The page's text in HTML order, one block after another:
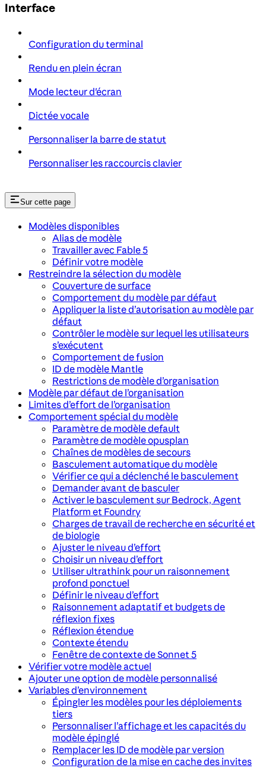
Interface
Configuration du terminal
Rendu en plein écran
Mode lecteur d'écran
Dictée vocale
Personnaliser la barre de statut
Personnaliser les raccourcis clavier
Sur cette page
Modèles disponibles
Alias de modèle
Travailler avec Fable 5
Définir votre modèle
Restreindre la sélection du modèle
Couverture de surface
Comportement du modèle par défaut
Appliquer la liste d’autorisation au modèle par
défaut
Contrôler le modèle sur lequel les utilisateurs
s’exécutent
Comportement de fusion
ID de modèle Mantle
Restrictions de modèle d’organisation
Modèle par défaut de l’organisation
Limites d’effort de l’organisation
Comportement spécial du modèle
Paramètre de modèle default
Paramètre de modèle opusplan
Chaînes de modèles de secours
Basculement automatique du modèle
Vérifier ce qui a déclenché le basculement
Demander avant de basculer
Activer le basculement sur Bedrock, Agent
Platform et Foundry
Charges de travail de recherche en sécurité et
de biologie
Ajuster le niveau d’effort
Choisir un niveau d’effort
Utiliser ultrathink pour un raisonnement
profond ponctuel
Définir le niveau d’effort
Raisonnement adaptatif et budgets de
réflexion fixes
Réflexion étendue
Contexte étendu
Fenêtre de contexte de Sonnet 5
Vérifier votre modèle actuel
Ajouter une option de modèle personnalisé
Variables d’environnement
Épingler les modèles pour les déploiements
tiers
Personnaliser l’affichage et les capacités du
modèle épinglé
Remplacer les ID de modèle par version
Configuration de la mise en cache des invites